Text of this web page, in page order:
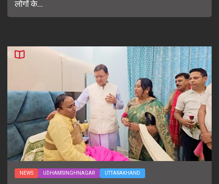
लोगों के...
NEWS UDHAMSINGHNAGAR UTTARAKHAND